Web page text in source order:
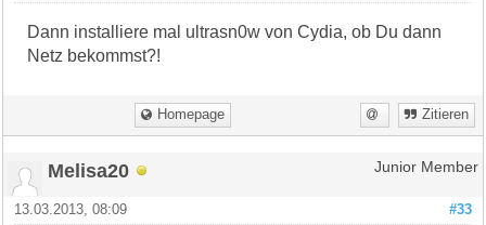
Dann installiere mal ultrasn0w von Cydia, ob Du dann
Netz bekommst?!
Homepage Zitieren
Melisa20 Junior Member
#33
13.03.2013, 08:09